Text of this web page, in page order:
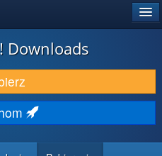
Downloads